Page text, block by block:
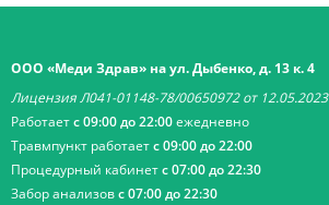
ООО «Меди Здрав» на ул. Дыбенко, д. 13 к. 4
Лицензия Л041-01148-78/00650972 от 12.05.2023
Работаетс 09:00 до 22:00ежедневно
Травмпункт работаетс 09:00 до 22:00
Процедурный кабинетс 07:00 до 22:30
Забор анализовс 07:00 до 22:30